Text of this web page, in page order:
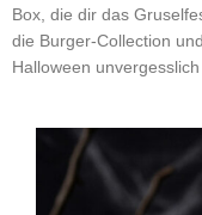
Box, die dir das
die Burger-Collection
Halloween